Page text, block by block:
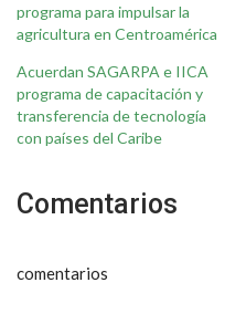
programa para impulsar la
agricultura en Centroamérica
Acuerdan SAGARPA e IICA
programa de capacitación y
transferencia de tecnología
con países del Caribe
Comentarios
comentarios